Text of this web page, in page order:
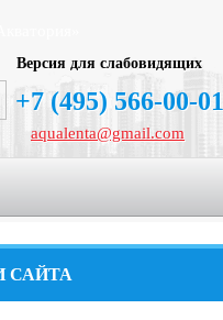
Версия для слабовидящих
+7 (495) 566-00-01
aqualenta@gmail.com
САЙТА